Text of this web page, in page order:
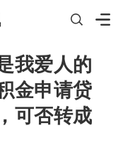
我爱人的
金申请贷
可否转成